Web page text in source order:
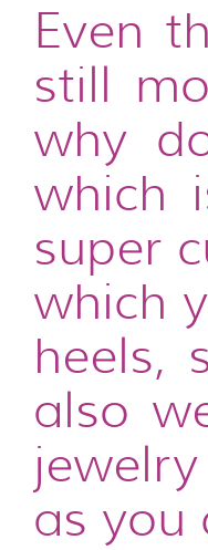
Even
still
why
which
super
which
heels,
also
as you